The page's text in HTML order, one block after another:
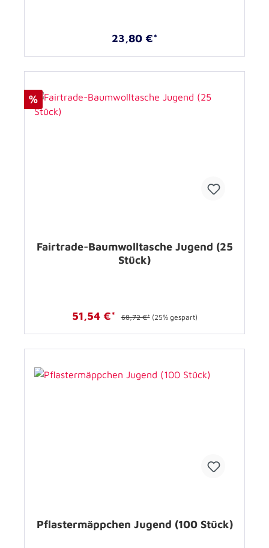
23,80 €*
%
Fairtrade-Baumwolltasche Jugend (25
Stück)
51,54 €* 68,72 €* (25% gespart)
Pflastermäppchen Jugend (100 Stück)